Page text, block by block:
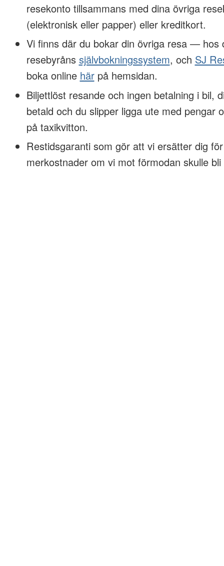
resekonto tillsammans med dina övriga
(elektronisk eller papper) eller kreditkort.
Vi finns där du bokar din övriga resa — hos
resebyråns självbokningssystem, och SJ
boka online härpå hemsidan.
Biljettlöst resande och ingen betalning i bil,
betald och du slipper ligga ute med pengar
på taxikvitton.
Restidsgaranti som gör att vi ersätter dig
merkostnader om vi mot förmodan skulle